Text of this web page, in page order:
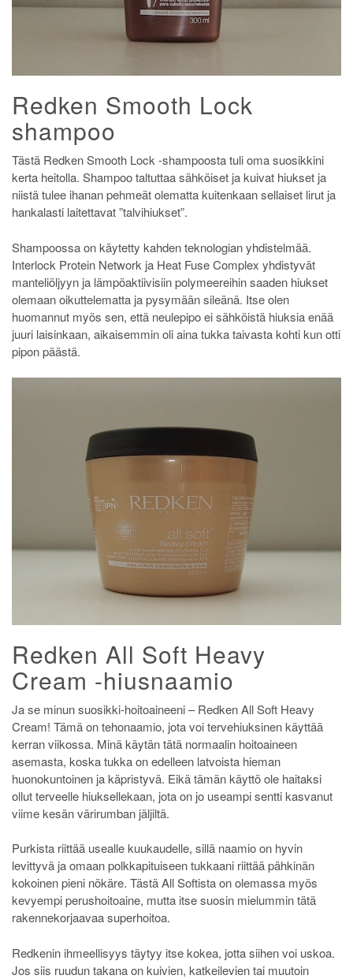
Redken Smooth Lock
shampoo
Tästä Redken Smooth Lock -shampoosta tuli oma suosikkini
kerta heitolla. Shampoo taltuttaa sähköiset ja kuivat hiukset ja
niistä tulee ihanan pehmeät olematta kuitenkaan sellaiset lirut ja
hankalasti laitettavat ”talvihiukset”.
Shampoossa on käytetty kahden teknologian yhdistelmää.
Interlock Protein Network ja Heat Fuse Complex yhdistyvät
manteliöljyyn ja lämpöaktiivisiin polymeereihin saaden hiukset
olemaan oikuttelematta ja pysymään sileänä. Itse olen
huomannut myös sen, että neulepipo ei sähköistä hiuksia enää
juuri laisinkaan, aikaisemmin oli aina tukka taivasta kohti kun otti
pipon päästä.
Redken All Soft Heavy
Cream -hiusnaamio
Ja se minun suosikki-hoitoaineeni – Redken All Soft Heavy
Cream! Tämä on tehonaamio, jota voi tervehiuksinen käyttää
kerran viikossa. Minä käytän tätä normaalin hoitoaineen
asemasta, koska tukka on edelleen latvoista hieman
huonokuntoinen ja käpristyvä. Eikä tämän käyttö ole haitaksi
ollut terveelle hiuksellekaan, jota on jo useampi sentti kasvanut
viime kesän värirumban jäljiltä.
Purkista riittää usealle kuukaudelle, sillä naamio on hyvin
levittyvä ja omaan polkkapituiseen tukkaani riittää pähkinän
kokoinen pieni nökäre. Tästä All Softista on olemassa myös
kevyempi perushoitoaine, mutta itse suosin mielummin tätä
rakennekorjaavaa superhoitoa.
Redkenin ihmeellisyys täytyy itse kokea, jotta siihen voi uskoa.
Jos siis ruudun takana on kuivien, katkeilevien tai muutoin